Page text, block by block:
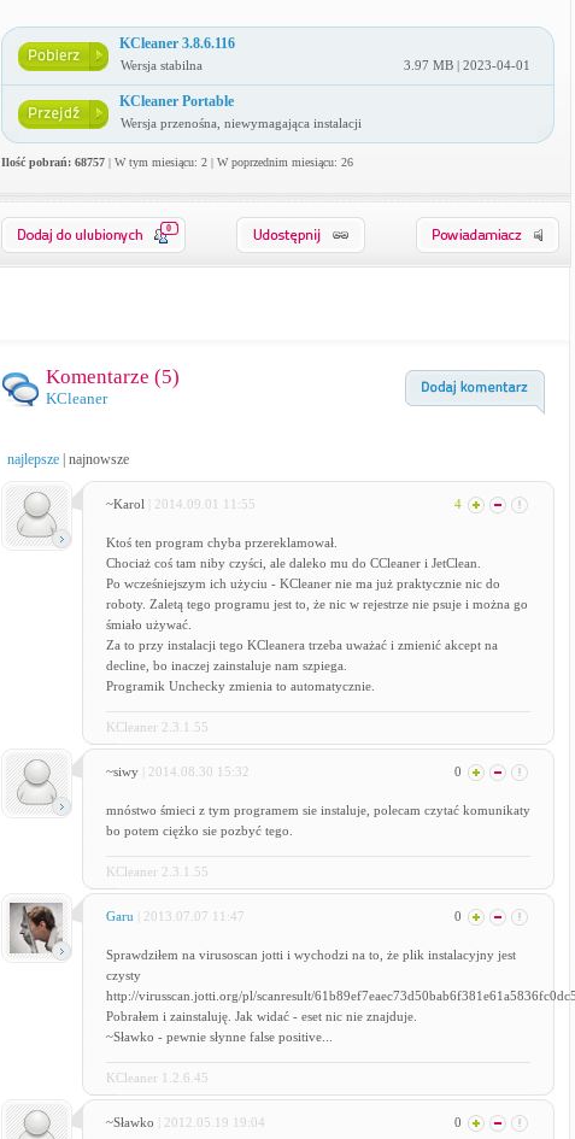
KCleaner 3.8.6.116
Wersja stabilna 3.97 MB | 2023-04-01
KCleaner Portable
Wersja przenośna, niewymagająca instalacji
Ilość pobrań: 68757| W tym miesiącu: 2 | W poprzednim miesiącu: 26
0
Komentarze (5)
KCleaner
najlepsze| najnowsze
~Karol | 2014.09.01 11:55 4
Ktoś ten program chyba przereklamował.
Chociaż coś tam niby czyści, ale daleko mu do CCleaner i JetClean.
Po wcześniejszym ich użyciu - KCleaner nie ma już praktycznie nic do
roboty. Zaletą tego programu jest to, że nic w rejestrze nie psuje i można go
śmiało używać.
Za to przy instalacji tego KCleanera trzeba uważać i zmienić akcept na
decline, bo inaczej zainstaluje nam szpiega.
Programik Unchecky zmienia to automatycznie.
KCleaner 2.3.1.55
~siwy | 2014.08.30 15:32 0
mnóstwo śmieci z tym programem sie instaluje, polecam czytać komunikaty
bo potem ciężko sie pozbyć tego.
KCleaner 2.3.1.55
Garu | 2013.07.07 11:47 0
Sprawdziłem na virusoscan jotti i wychodzi na to, że plik instalacyjny jest
czysty
http://virusscan.jotti.org/pl/scanresult/
Pobrałem i zainstaluję. Jak widać - eset nic nie znajduje.
~Sławko - pewnie słynne false positive...
KCleaner 1.2.6.45
~Sławko | 2012.05.19 19:04 0